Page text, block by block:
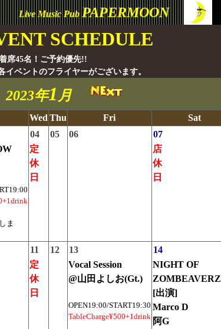
Live Music Pub PAPERMOON
SCHEDULE
席45名！ご予約優先!!
イベントのフライヤーがございます。
2023年1 月
Wed Thu Fri
Sat
ま
04
定
休
日
05 06
07
店
休
日
11
定
休
日
12
13
Vocal Session
@山田よしお(Gt.)
OPEN19:00/START19:30
TableCharge¥500+1drink
14
NIGHT OF
ZOMBEAVERZ
[出演]
Marco D
阿G